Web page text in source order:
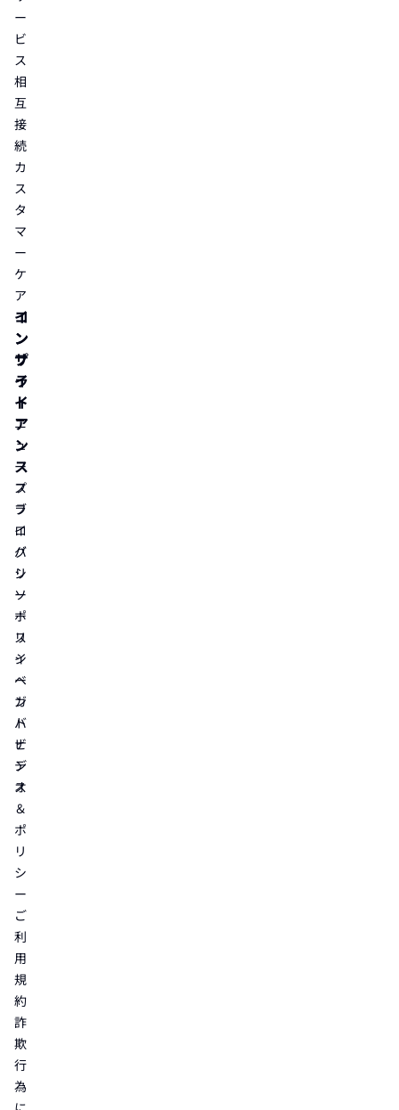
ー
ビ
ス
相
互
接
続
カ
ス
タ
マ
ー
ケ
ア
イ
ン
サ
イ
ト
ニ
ュ
ー
ス
ブ
ロ
グ
リ
ソ
ー
ス
イ
ベ
ン
ト
ビ
デ
オ
コ
ン
プ
ラ
イ
ア
ン
ス
プ
ラ
イ
バ
シ
ー
ポ
リ
シ
ー
ガ
バ
ナ
ン
ス
＆
ポ
リ
シ
ー
ご
利
用
規
約
詐
欺
行
為